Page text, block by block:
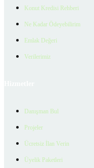
Konut Kredisi Rehberi
Ne Kadar Ödeyebilirim
Emlak Değeri
Verilerimiz
Danışman Bul
Projeler
Ücretsiz İlan Verin
Üyelik Paketleri